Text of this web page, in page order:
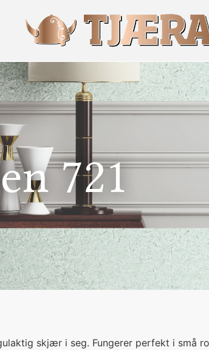
721
skjær i seg. Fungerer perfekt i små